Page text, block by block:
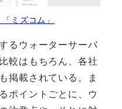
ミズコム」
るウォーターサーバ
較はもちろん、各社
掲載されている。ま
ポイントごとに、ウ